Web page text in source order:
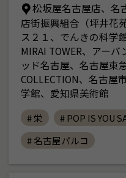
松坂屋名古屋店、名
店街振興組合（坪井花
ス２１、でんきの科学
MIRAI TOWER、アー
ッド名古屋、名古屋東
COLLECTION、名古屋
学館、愛知県美術館
# 栄 # POP IS YOU
# 名古屋パルコ